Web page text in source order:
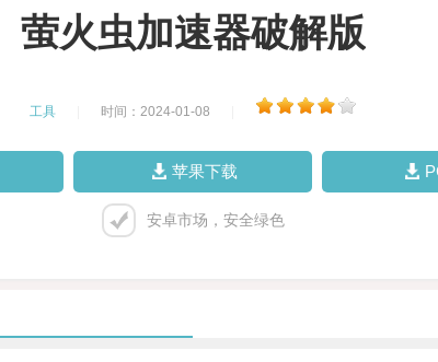
萤火虫加速器破解版
工具 时间：2024-01-08
苹果下载
安卓市场，安全绿色